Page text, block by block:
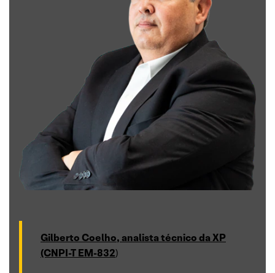
Gilberto Coelho, analista técnico da XP
(CNPI-T EM-832)